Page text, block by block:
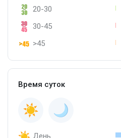
20-30
30-45
>45
Время суток
День